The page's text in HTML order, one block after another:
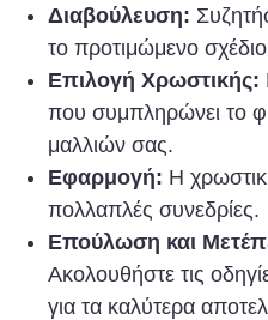
Διαβούλευση:
το προτιμώμενο
Επιλογή Χρωστικής:
που συμπληρώνει το
μαλλιών σας.
Εφαρμογή: Η
πολλαπλές συνεδρίες.
Επούλωση και
Ακολουθήστε τις
για τα καλύτερα